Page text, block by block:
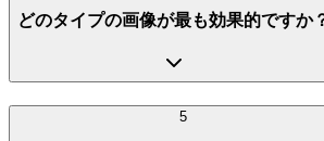
どのタイプの画像が最も効果的ですか
5